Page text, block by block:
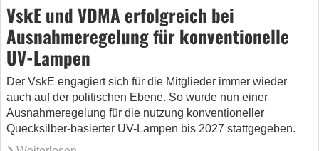
VskE und VDMA erfolgreich bei
Ausnahmeregelung für konventionelle
UV-Lampen
Der VskE engagiert sich für die Mitglieder immer wieder
auch auf der politischen Ebene. So wurde nun einer
Ausnahmeregelung für die nutzung konventioneller
Quecksilber-basierter UV-Lampen bis 2027 stattgegeben.